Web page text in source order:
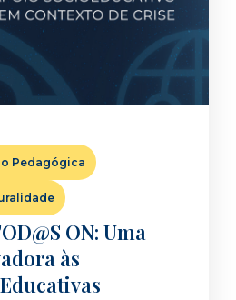
Pedagógica
ON: Uma
às